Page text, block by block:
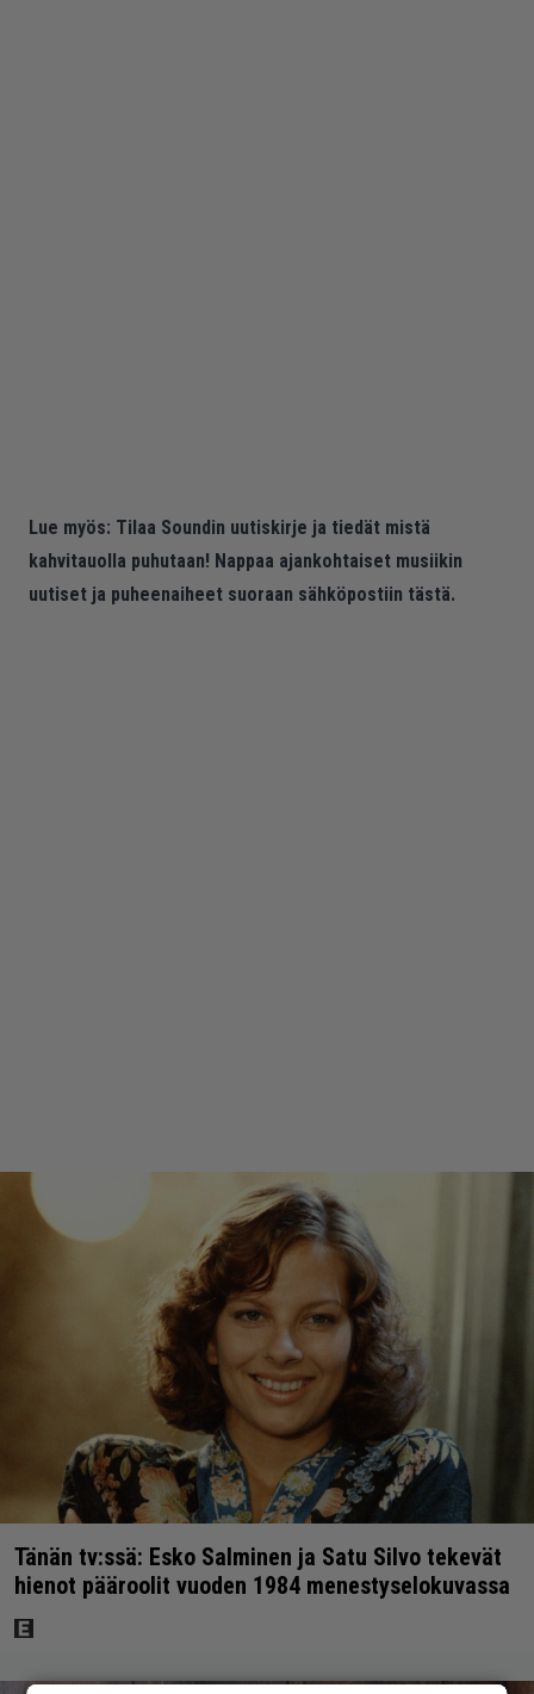
Lue myös: Tilaa Soundin uutiskirje ja tiedät mistä
kahvitauolla puhutaan! Nappaa ajankohtaiset musiikin
uutiset ja puheenaiheet suoraan sähköpostiin tästä.
Tänän tv:ssä: Esko Salminen ja Satu Silvo tekevät
hienot pääroolit vuoden 1984 menestyselokuvassa